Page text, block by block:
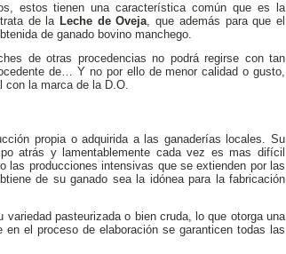
estos tienen una característica común que es la
de la Leche de Oveja, que además para que el
de ganado bovino manchego.
de otras procedencias no podrá regirse con tan
de… Y no por ello de menor calidad o gusto,
con la marca de la D.O.
propia o adquirida a las ganaderías locales. Su
atrás y lamentablemente cada vez es mas difícil
las producciones intensivas que se extienden por las
de su ganado sea la idónea para la fabricación
pasteurizada o bien cruda, lo que otorga una
el proceso de elaboración se garanticen todas las